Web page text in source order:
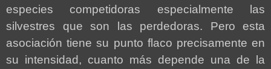
especies competidoras especialmente las
silvestres que son las perdedoras. Pero esta
asociación tiene su punto flaco precisamente en
su intensidad, cuanto más depende una de la